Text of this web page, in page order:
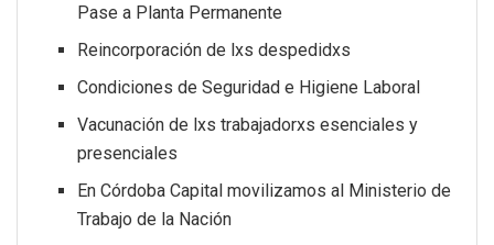
Pase a Planta Permanente
Reincorporación de lxs despedidxs
Condiciones de Seguridad e Higiene Laboral
Vacunación de lxs trabajadorxs esenciales y
presenciales
En Córdoba Capital movilizamos al Ministerio de
Trabajo de la Nación